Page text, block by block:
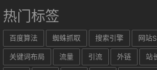
热门标签
百度算法 蜘蛛抓取 搜索引擎 网站
关键词布局 流量 引流 外链 站